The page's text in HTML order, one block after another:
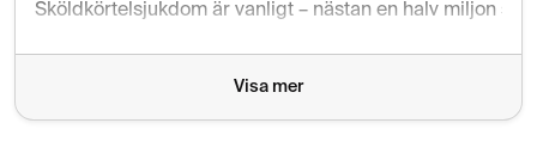
Sköldkörtelsjukdom är vanligt – nästan en halv miljon
Känner du dig trött utan orsak, har förändrad vikt eller
Visa mer